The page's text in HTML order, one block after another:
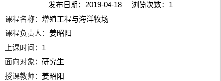
发布日期：2019-04-18 浏览次数： 1
课程名称：增殖工程与海洋牧场
课程负责人：姜昭阳
上课时间： 1
面向对象：研究生
授课教师：姜昭阳